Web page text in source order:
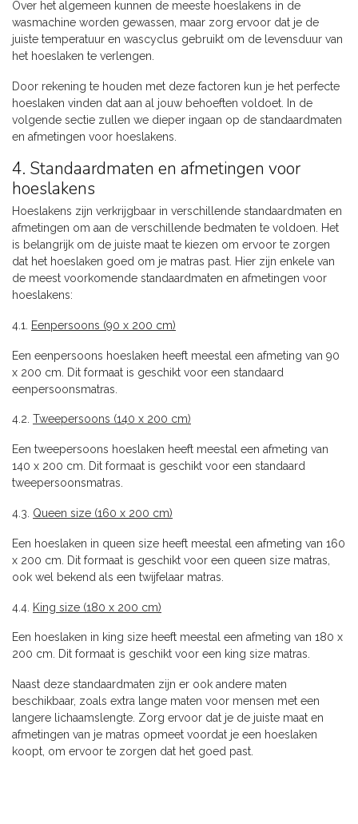
Over het algemeen kunnen de meeste hoeslakens in de
wasmachine worden gewassen, maar zorg ervoor dat je de
juiste temperatuur en wascyclus gebruikt om de levensduur van
het hoeslaken te verlengen.
Door rekening te houden met deze factoren kun je het perfecte
hoeslaken vinden dat aan al jouw behoeften voldoet. In de
volgende sectie zullen we dieper ingaan op de standaardmaten
en afmetingen voor hoeslakens.
4. Standaardmaten en afmetingen voor
hoeslakens
Hoeslakens zijn verkrijgbaar in verschillende standaardmaten en
afmetingen om aan de verschillende bedmaten te voldoen. Het
is belangrijk om de juiste maat te kiezen om ervoor te zorgen
dat het hoeslaken goed om je matras past. Hier zijn enkele van
de meest voorkomende standaardmaten en afmetingen voor
hoeslakens:
4.1. Eenpersoons (90 x 200 cm)
Een eenpersoons hoeslaken heeft meestal een afmeting van 90
x 200 cm. Dit formaat is geschikt voor een standaard
eenpersoonsmatras.
4.2. Tweepersoons (140 x 200 cm)
Een tweepersoons hoeslaken heeft meestal een afmeting van
140 x 200 cm. Dit formaat is geschikt voor een standaard
tweepersoonsmatras.
4.3. Queen size (160 x 200 cm)
Een hoeslaken in queen size heeft meestal een afmeting van 160
x 200 cm. Dit formaat is geschikt voor een queen size matras,
ook wel bekend als een twijfelaar matras.
4.4. King size (180 x 200 cm)
Een hoeslaken in king size heeft meestal een afmeting van 180 x
200 cm. Dit formaat is geschikt voor een king size matras.
Naast deze standaardmaten zijn er ook andere maten
beschikbaar, zoals extra lange maten voor mensen met een
langere lichaamslengte. Zorg ervoor dat je de juiste maat en
afmetingen van je matras opmeet voordat je een hoeslaken
koopt, om ervoor te zorgen dat het goed past.